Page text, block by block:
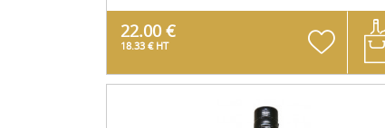
22.00 €
18.33 € HT